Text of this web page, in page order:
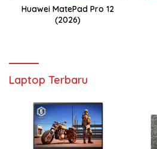
Huawei MatePad Pro 12
(2026)
Laptop Terbaru